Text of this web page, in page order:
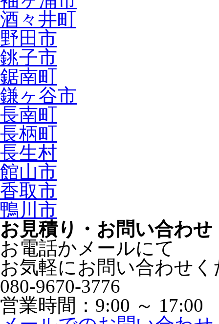
酒々井町
野田市
銚子市
鋸南町
鎌ヶ谷市
長南町
長柄町
長生村
館山市
香取市
鴨川市
お見積り・お問い合わせ
お電話かメールにて
お気軽にお問い合わせ
080-9670-3776
営業時間：9:00 ～ 17:00